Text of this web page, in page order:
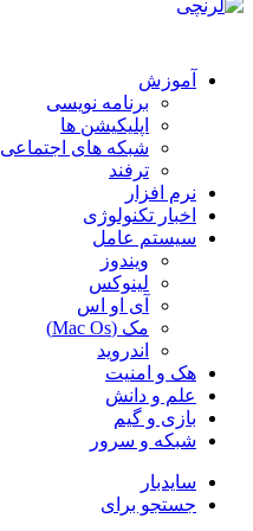
آموزش
برنامه نویسی
اپلیکیشن ها
شبکه های اجتماعی
ترفند
نرم افزار
اخبار تکنولوژی
سیستم عامل
ویندوز
لینوکس
آی او اس
مک (Mac Os)
اندروید
هک و امنیت
علم و دانش
بازی و گیم
شبکه و سرور
سایدبار
جستجو برای